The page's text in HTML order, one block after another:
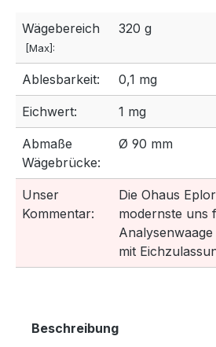
Wägebereich
[Max]:
320 g
Ablesbarkeit: 0,1 mg
Eichwert: 1 mg
Abmaße
Wägebrücke:
Ø 90 mm
Unser
Kommentar:
Die Ohaus
modernste uns
mit
Beschreibung